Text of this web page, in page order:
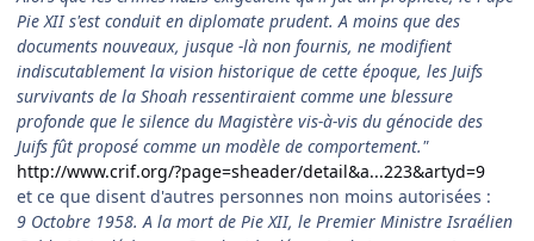
Pie XII s'est conduit en diplomate prudent. A moins que des
documents nouveaux, jusque -là non fournis, ne modifient
indiscutablement la vision historique de cette époque, les Juifs
survivants de la Shoah ressentiraient comme une blessure
profonde que le silence du Magistère vis-à-vis du génocide des
Juifs fût proposé comme un modèle de comportement."
http://www.crif.org/?page=sheader/detail&a...223&artyd=9
et ce que disent d'autres personnes non moins autorisées :
9 Octobre 1958. A la mort de Pie XII, le Premier Ministre Israélien